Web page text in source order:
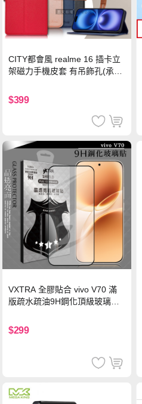
CITY都會風 realme 16 插卡立
架磁力手機皮套 有吊飾孔(承諾
$399
VXTRA 全膠貼合 vivo V70 滿
版疏水疏油9H鋼化頂級玻璃貼
$299